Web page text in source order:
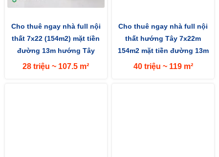
Cho thuê ngay nhà full nội
thất 7x22 (154m2) mặt tiền
đường 13m hướng Tây
28 triệu ~ 107.5 m²
Cho thuê ngay nhà full nội
thất hướng Tây 7x22m
154m2 mặt tiền đường 13m
40 triệu ~ 119 m²